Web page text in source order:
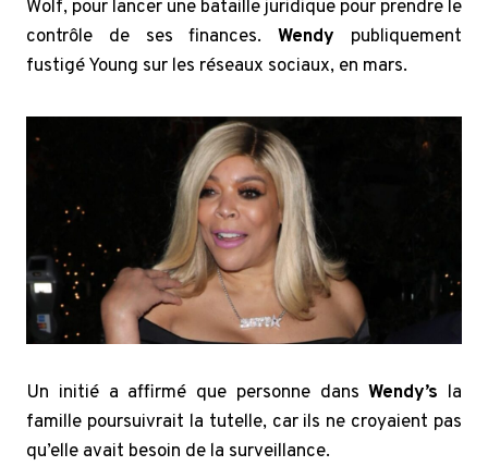
Wolf, pour lancer une bataille juridique pour prendre le
contrôle de ses finances.Wendy publiquement
fustigé Young sur les réseaux sociaux, en mars.
Un initié a affirmé que personne dansWendy’s la
famille poursuivrait la tutelle, car ils ne croyaient pas
qu’elle avait besoin de la surveillance.